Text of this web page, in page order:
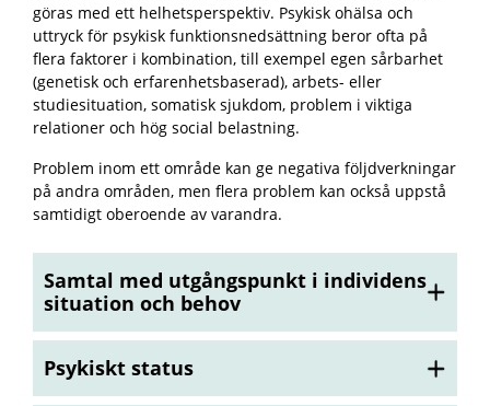
göras med ett helhetsperspektiv. Psykisk ohälsa och
uttryck för psykisk funktionsnedsättning beror ofta på
flera faktorer i kombination, till exempel egen sårbarhet
(genetisk och erfarenhetsbaserad), arbets- eller
studiesituation, somatisk sjukdom, problem i viktiga
relationer och hög social belastning.
Problem inom ett område kan ge negativa följdverkningar
på andra områden, men flera problem kan också uppstå
samtidigt oberoende av varandra.
Samtal med utgångspunkt i individens
situation och behov
Psykiskt status